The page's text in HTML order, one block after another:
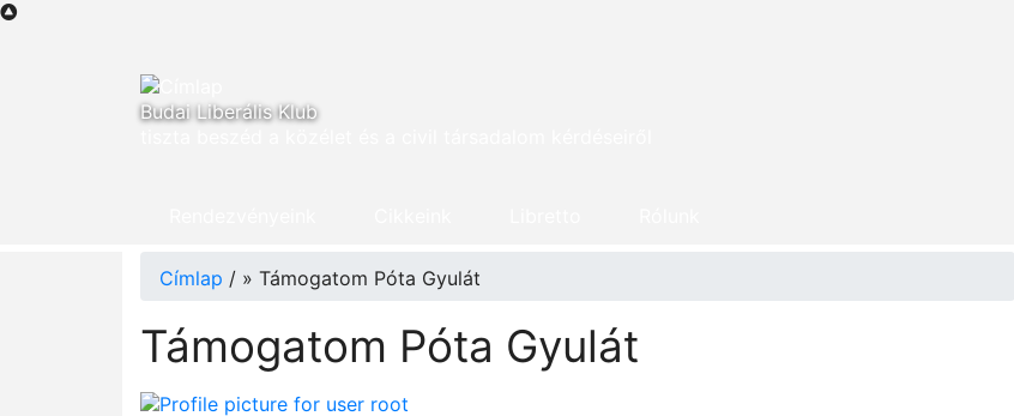
Ugrás
Budai Liberális Klub
Morzsa
Címlap / Támogatom Póta Gyulát
Támogatom Póta Gyulát